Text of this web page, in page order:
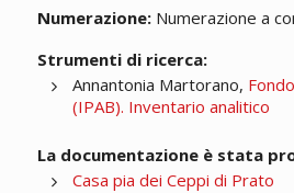
Numerazione:Numerazione a
Strumenti di ricerca:
Annantonia Martorano,
(IPAB). Inventario analitico
La documentazione è stata
Casa pia dei Ceppi di Prato